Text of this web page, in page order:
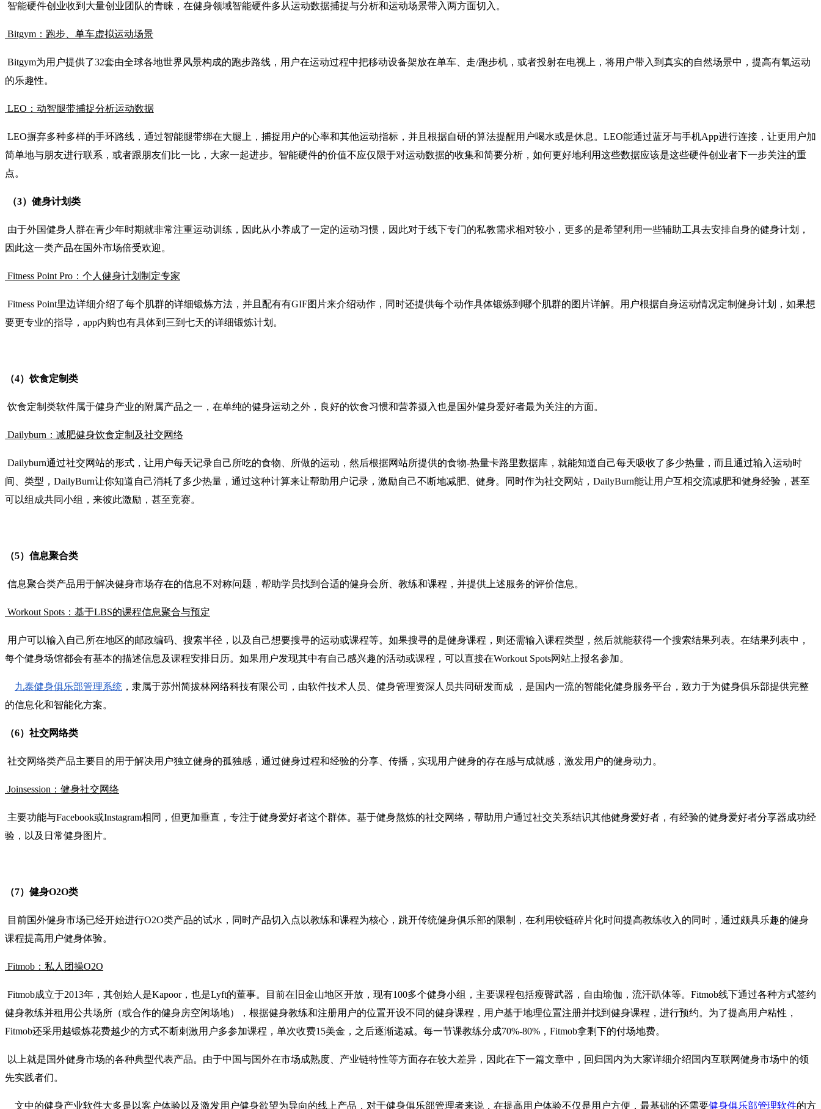
智能硬件创业收到大量创业团队的青睐，在健身领域智能硬件多从运动数据捕捉与分析和运动场景带入两方面切入。
Bitgym：跑步、单车虚拟运动场景
Bitgym为用户提供了32套由全球各地世界风景构成的跑步路线，用户在运动过程中把移动设备架放在单车、走/跑步机，或者投射在电视上，将用户带入到真实的自然场景中，提高有氧运动
的乐趣性。
LEO：动智腿带捕捉分析运动数据
LEO摒弃多种多样的手环路线，通过智能腿带绑在大腿上，捕捉用户的心率和其他运动指标，并且根据自研的算法提醒用户喝水或是休息。LEO能通过蓝牙与手机App进行连接，让更用户加
简单地与朋友进行联系，或者跟朋友们比一比，大家一起进步。智能硬件的价值不应仅限于对运动数据的收集和简要分析，如何更好地利用这些数据应该是这些硬件创业者下一步关注的重
点。
（3）健身计划类
由于外国健身人群在青少年时期就非常注重运动训练，因此从小养成了一定的运动习惯，因此对于线下专门的私教需求相对较小，更多的是希望利用一些辅助工具去安排自身的健身计划，
因此这一类产品在国外市场倍受欢迎。
Fitness Point Pro：个人健身计划制定专家
Fitness Point里边详细介绍了每个肌群的详细锻炼方法，并且配有有GIF图片来介绍动作，同时还提供每个动作具体锻炼到哪个肌群的图片详解。用户根据自身运动情况定制健身计划，如果想
要更专业的指导，app内购也有具体到三到七天的详细锻炼计划。
（4）饮食定制类
饮食定制类软件属于健身产业的附属产品之一，在单纯的健身运动之外，良好的饮食习惯和营养摄入也是国外健身爱好者最为关注的方面。
Dailyburn：减肥健身饮食定制及社交网络
Dailyburn通过社交网站的形式，让用户每天记录自己所吃的食物、所做的运动，然后根据网站所提供的食物-热量卡路里数据库，就能知道自己每天吸收了多少热量，而且通过输入运动时
间、类型，DailyBurn让你知道自己消耗了多少热量，通过这种计算来让帮助用户记录，激励自己不断地减肥、健身。同时作为社交网站，DailyBurn能让用户互相交流减肥和健身经验，甚至
可以组成共同小组，来彼此激励，甚至竞赛。
（5）信息聚合类
信息聚合类产品用于解决健身市场存在的信息不对称问题，帮助学员找到合适的健身会所、教练和课程，并提供上述服务的评价信息。
Workout Spots：基于LBS的课程信息聚合与预定
用户可以输入自己所在地区的邮政编码、搜索半径，以及自己想要搜寻的运动或课程等。如果搜寻的是健身课程，则还需输入课程类型，然后就能获得一个搜索结果列表。在结果列表中，
每个健身场馆都会有基本的描述信息及课程安排日历。如果用户发现其中有自己感兴趣的活动或课程，可以直接在Workout Spots网站上报名参加。
九泰健身俱乐部管理系统 ，隶属于苏州简拔林网络科技有限公司，由软件技术人员、健身管理资深人员共同研发而成 ，是国内一流的智能化健身服务平台，致力于为健身俱乐部提供完整
的信息化和智能化方案。
（6）社交网络类
社交网络类产品主要目的用于解决用户独立健身的孤独感，通过健身过程和经验的分享、传播，实现用户健身的存在感与成就感，激发用户的健身动力。
Joinsession：健身社交网络
主要功能与Facebook或Instagram相同，但更加垂直，专注于健身爱好者这个群体。基于健身熬炼的社交网络，帮助用户通过社交关系结识其他健身爱好者，有经验的健身爱好者分享器成功经
验，以及日常健身图片。
（7）健身O2O类
目前国外健身市场已经开始进行O2O类产品的试水，同时产品切入点以教练和课程为核心，跳开传统健身俱乐部的限制，在利用铰链碎片化时间提高教练收入的同时，通过颇具乐趣的健身
课程提高用户健身体验。
Fitmob：私人团操O2O
Fitmob成立于2013年，其创始人是Kapoor，也是Lyft的董事。目前在旧金山地区开放，现有100多个健身小组，主要课程包括瘦臀武器，自由瑜伽，流汗趴体等。Fitmob线下通过各种方式签约
健身教练并租用公共场所（或合作的健身房空闲场地），根据健身教练和注册用户的位置开设不同的健身课程，用户基于地理位置注册并找到健身课程，进行预约。为了提高用户粘性，
Fitmob还采用越锻炼花费越少的方式不断刺激用户多参加课程，单次收费15美金，之后逐渐递减。每一节课教练分成70%-80%，Fitmob拿剩下的付场地费。
以上就是国外健身市场的各种典型代表产品。由于中国与国外在市场成熟度、产业链特性等方面存在较大差异，因此在下一篇文章中，回归国内为大家详细介绍国内互联网健身市场中的领
先实践者们。
文中的健身产业软件大多是以客户体验以及激发用户健身欲望为导向的线上产品，对于健身俱乐部管理者来说，在提高用户体验不仅是用户方便，最基础的还需要健身俱乐部管理软件的方